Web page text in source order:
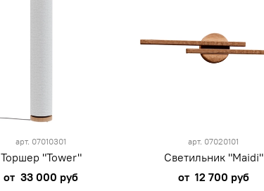
арт. 07010301
Торшер "Tower"
от 33 000 руб
арт. 07020101
Светильник "Maidi"
от 12 700 руб